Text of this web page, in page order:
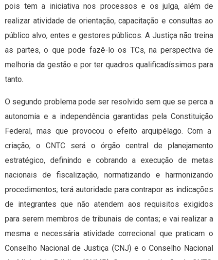
pois tem a iniciativa nos processos e os julga, além de
realizar atividade de orientação, capacitação e consultas ao
público alvo, entes e gestores públicos. A Justiça não treina
as partes, o que pode fazê-lo os TCs, na perspectiva de
melhoria da gestão e por ter quadros qualificadíssimos para
tanto.
O segundo problema pode ser resolvido sem que se perca a
autonomia e a independência garantidas pela Constituição
Federal, mas que provocou o efeito arquipélago. Com a
criação, o CNTC será o órgão central de planejamento
estratégico, definindo e cobrando a execução de metas
nacionais de fiscalização, normatizando e harmonizando
procedimentos; terá autoridade para contrapor as indicações
de integrantes que não atendem aos requisitos exigidos
para serem membros de tribunais de contas; e vai realizar a
mesma e necessária atividade correcional que praticam o
Conselho Nacional de Justiça (CNJ) e o Conselho Nacional